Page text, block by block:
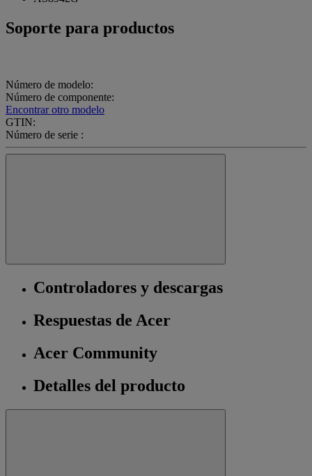
Soporte para productos
Número de modelo:
Número de componente:
Encontrar otro modelo
GTIN:
Número de serie :
Controladores y descargas
Respuestas de Acer
Acer Community
Detalles del producto